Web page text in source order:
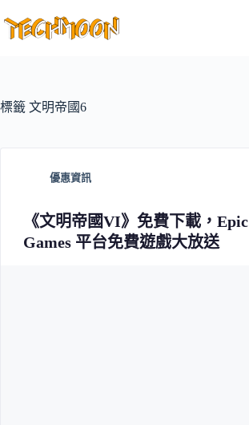
至
容
標籤 文明帝國6
優惠資訊
《文明帝國VI》免費下載，Epic
Games 平台免費遊戲大放送